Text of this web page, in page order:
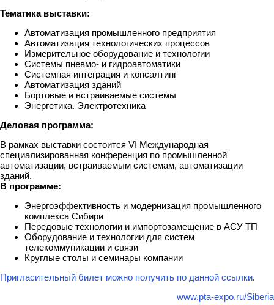
Тематика выставки:
Автоматизация промышленного предприятия
Автоматизация технологических процессов
Измерительное оборудование и технологии
Системы пневмо- и гидроавтоматики
Системная интеграция и консалтинг
Автоматизация зданий
Бортовые и встраиваемые системы
Энергетика. Электротехника
Деловая программа:
В рамках выставки состоится VI Международная
специализированная конференция по промышленной
автоматизации, встраиваемым системам, автоматизации
зданий.
В программе:
Энергоэффективность и модернизация промышленного
комплекса Сибири
Передовые технологии и импортозамещение в АСУ ТП
Оборудование и технологии для систем
телекоммуникации и связи
Круглые столы и семинары компании
Пригласительный билет можно получить по данной ссылки.
www.pta-expo.ru/Siberia